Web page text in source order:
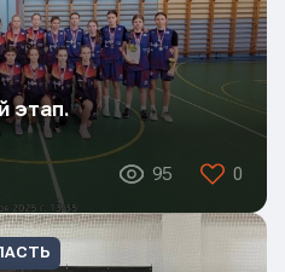
этап.
95 0
вы соглашаетесь с
данных
вы соглашаетесь с
данных
вы соглашаетесь с
данных